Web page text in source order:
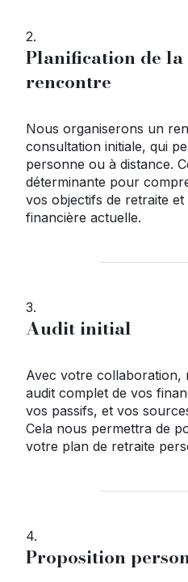
2.
Planification de
rencontre
Nous organiserons un
consultation initiale, qui
personne ou à distance.
déterminante pour
vos objectifs de retraite
financière actuelle.
3.
Audit initial
Avec votre collaboration,
audit complet de vos
vos passifs, et vos
Cela nous permettra de
votre plan de retraite
4.
Proposition